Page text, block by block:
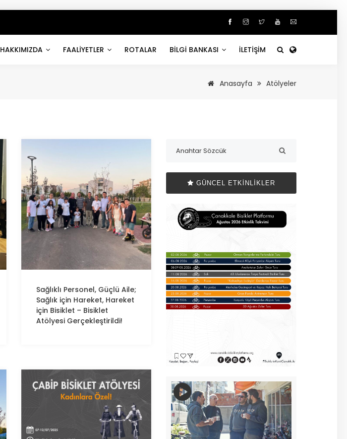
HAKKIMIZDA FAALİYETLER ROTALAR BİLGİ BANKASI İLETİŞİM
Anasayfa Atölyeler
Sağlıklı Personel, Güçlü Aile;
Sağlık için Hareket, Hareket
için Bisiklet – Bisiklet
Atölyesi Gerçekleştirildi!
GÜNCEL ETKINLIKLER